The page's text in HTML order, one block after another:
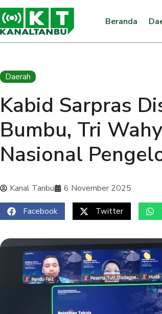
Beranda
Daerah
Kabid Sarpras
Bumbu, Tri
Nasional
Kanal Tanbu 6 November 2025
Facebook Twitter